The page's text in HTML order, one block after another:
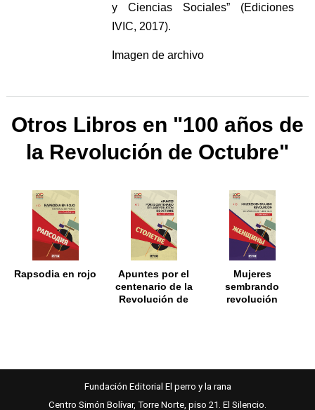
y Ciencias Sociales” (Ediciones
IVIC, 2017).
Imagen de archivo
Otros Libros en "100 años de
la Revolución de Octubre"
Rapsodia en rojo
Apuntes por el
centenario de la
Revolución de
Mujeres
sembrando
revolución
Fundación Editorial El perro y la rana
Centro Simón Bolívar, Torre Norte, piso 21. El Silencio.